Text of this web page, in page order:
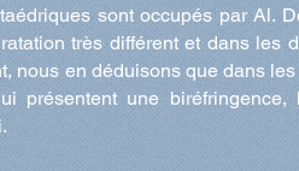
sont occupés par Al.
très différent et dans
nous en déduisons que dans
présentent une